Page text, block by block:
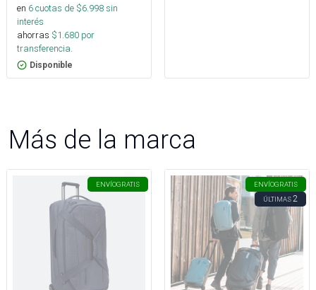
en 6cuotas de $6.998sin
interés
ahorras $1.680 por
transferencia.
Disponible
Más de la marca
ENVÍOGRATIS ENVÍOGRATIS
ÚLTIMAS2